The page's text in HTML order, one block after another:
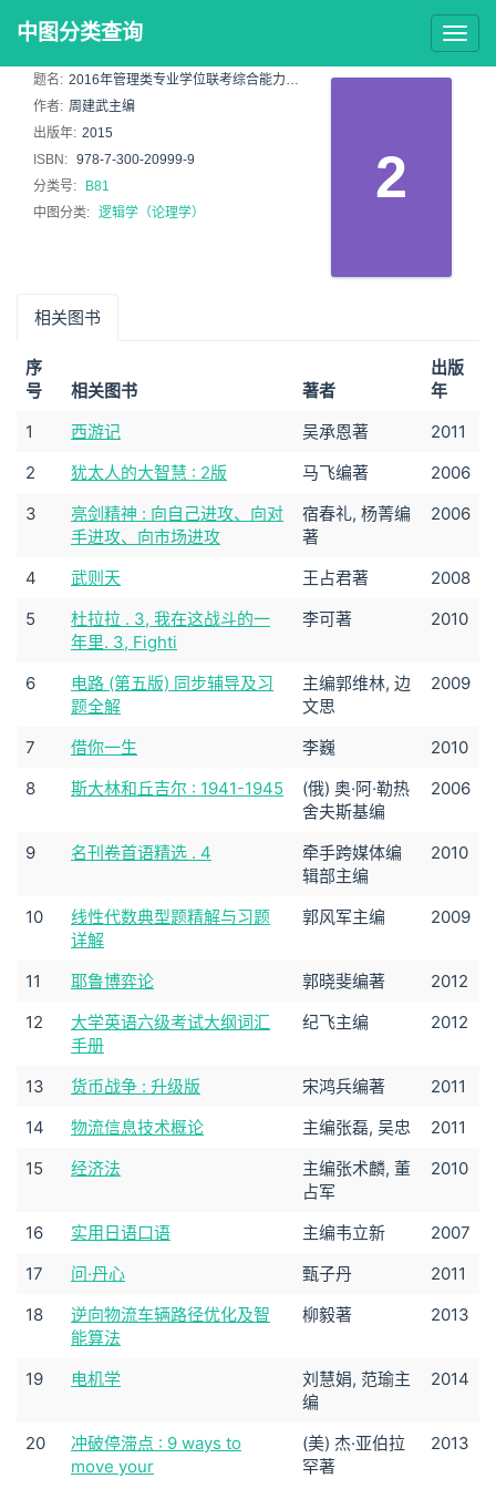
中图分类查询
2
题名: 2016年管理类专业学位联考综合能力考试逻辑辅导教程
作者: 周建武主编
出版年: 2015
ISBN: 978-7-300-20999-9
分类号:
B81
中图分类: 逻辑学（论理学）
相关图书
序
号
相关图书 著者
出版
年
1
西游记 吴承恩著
2011
2
犹太人的大智慧 : 2版 马飞编著
2006
3
亮剑精神 : 向自己进攻、向对
手进攻、向市场进攻
宿春礼, 杨菁编
著
2006
4 武则天 王占君著
2008
5
杜拉拉 . 3, 我在这战斗的一
年里. 3, Fighti
李可著 2010
6
电路 (第五版) 同步辅导及习
题全解
主编郭维林, 边
文思
2009
7 借你一生 李巍
2010
8
斯大林和丘吉尔 : 1941-1945
(俄) 奥·阿·勒热
舍夫斯基编
2006
9 名刊卷首语精选 . 4
牵手跨媒体编
辑部主编
2010
10
线性代数典型题精解与习题
详解
郭风军主编 2009
11 耶鲁博弈论 郭晓斐编著
2012
12
大学英语六级考试大纲词汇
手册
纪飞主编 2012
13 货币战争 : 升级版 宋鸿兵编著
2011
14
物流信息技术概论 主编张磊, 吴忠
2011
15
经济法
主编张术麟, 董
占军
2010
16 实用日语口语 主编韦立新
2007
17
问·丹心 甄子丹
2011
18
逆向物流车辆路径优化及智
能算法
柳毅著 2013
19 电机学
刘慧娟, 范瑜主
编
2014
20
冲破停滞点 : 9 ways to
move your
(美) 杰·亚伯拉
罕著
2013